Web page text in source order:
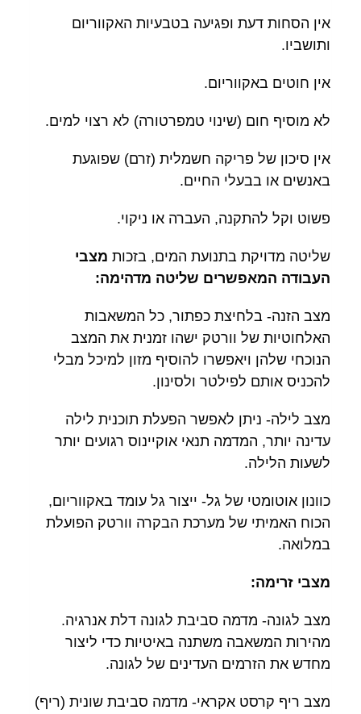
אין הסחות דעת ופגיעה בטבעיות האקווריום
ותושביו.
אין חוטים באקווריום.
לא מוסיף חום (שינוי טמפרטורה) לא רצוי למים.
אין סיכון של פריקה חשמלית (זרם) שפוגעת
באנשים או בבעלי החיים.
פשוט וקל להתקנה, העברה או ניקוי.
שליטה מדויקת בתנועת המים, בזכות מצבי
העבודה המאפשרים שליטה מדהימה:
מצב הזנה- בלחיצת כפתור, כל המשאבות
האלחוטיות של וורטק ישהו זמנית את המצב
הנוכחי שלהן ויאפשרו להוסיף מזון למיכל מבלי
להכניס אותם לפילטר ולסינון.
מצב לילה- ניתן לאפשר הפעלת תוכנית לילה
עדינה יותר, המדמה תנאי אוקיינוס ​​רגועים יותר
לשעות הלילה.
כוונון אוטומטי של גל- ייצור גל עומד באקווריום,
הכוח האמיתי של מערכת הבקרה וורטק הפועלת
במלואה.
מצבי זרימה:
מצב לגונה- מדמה סביבת לגונה דלת אנרגיה.
מהירות המשאבה משתנה באיטיות כדי ליצור
מחדש את הזרמים העדינים של לגונה.
מצב ריף קרסט אקראי- מדמה סביבת שונית (ריף)